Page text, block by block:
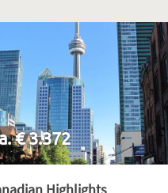
€ 3.372